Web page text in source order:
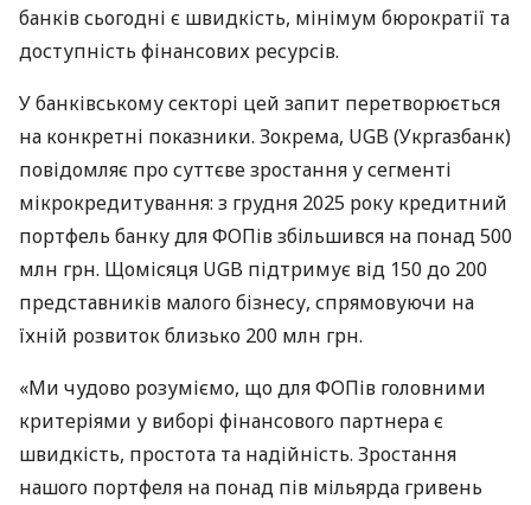
банків сьогодні є швидкість, мінімум бюрократії та
доступність фінансових ресурсів.
У банківському секторі цей запит перетворюється
на конкретні показники. Зокрема, UGB (Укргазбанк)
повідомляє про суттєве зростання у сегменті
мікрокредитування: з грудня 2025 року кредитний
портфель банку для ФОПів збільшився на понад 500
млн грн. Щомісяця UGB підтримує від 150 до 200
представників малого бізнесу, спрямовуючи на
їхній розвиток близько 200 млн грн.
«Ми чудово розуміємо, що для ФОПів головними
критеріями у виборі фінансового партнера є
швидкість, простота та надійність. Зростання
нашого портфеля на понад пів мільярда гривень